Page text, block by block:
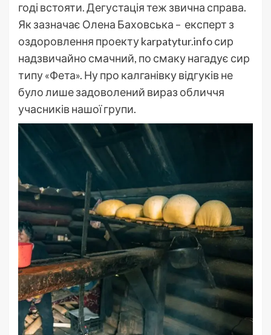
годі встояти. Дегустація теж звична справа.
Як зазначає Олена Баховська – експерт з
оздоровлення проекту karpatytur.info сир
надзвичайно смачний, по смаку нагадує сир
типу «Фета». Ну про калганівку відгуків не
було лише задоволений вираз обличчя
учасників нашої групи.